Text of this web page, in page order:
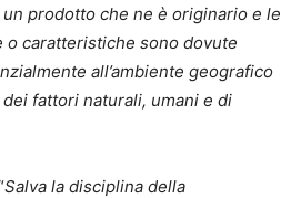
nuove disposizioni in
marchi, di invenzioni dei
amministrativa e
alla Legge 27 dicembre
valorizzazione, promozione e
geografiche. L’opera si interessa
prodotto che ne è originario e le
o caratteristiche sono dovute
all’ambiente geografico
fattori naturali, umani e di
Salva la disciplina della